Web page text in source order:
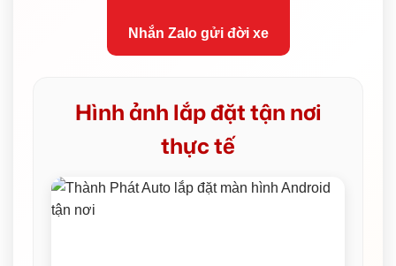
Nhắn Zalo gửi đời xe
Hình ảnh lắp đặt tận nơi
thực tế